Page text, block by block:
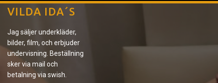
VILDA IDA´S
Jag säljer underkläder,
bilder, film, och erbjuder
undervisning. Beställning
sker via mail och
betalning via swish.